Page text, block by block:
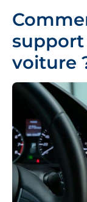
support
voiture